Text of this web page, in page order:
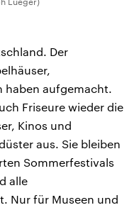
Der
haben aufgemacht.
Friseure wieder die
Kinos und
aus. Sie bleiben
Sommerfestivals
alle
Nur für Museen und